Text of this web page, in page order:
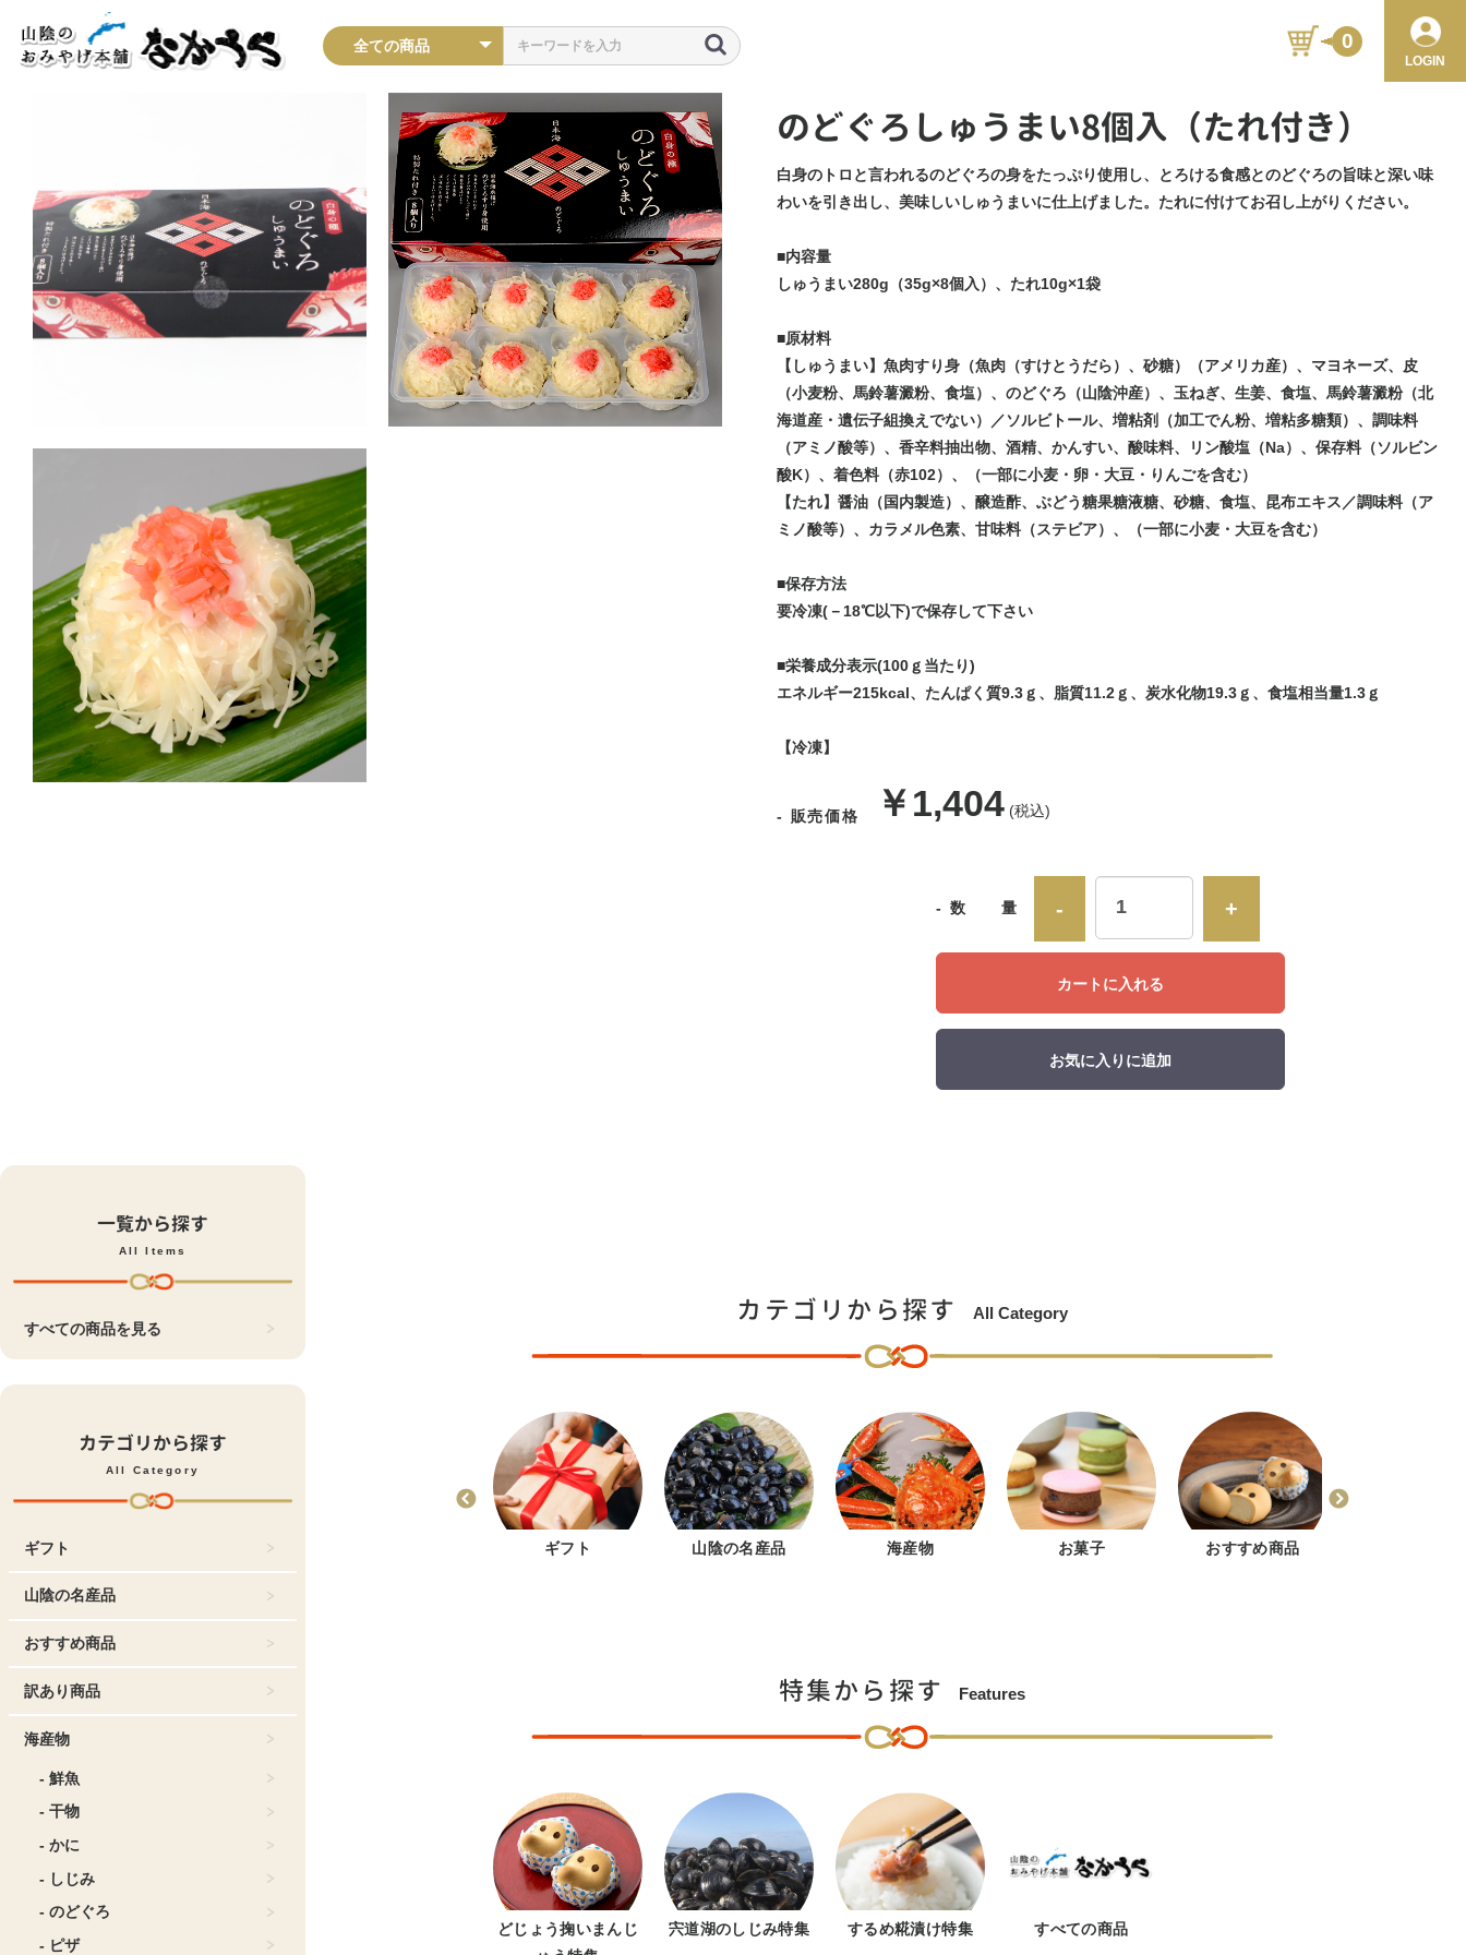
0
LOGIN
のどぐろしゅうまい8個入（たれ付き）
白身のトロと言われるのどぐろの身をたっぷり使用し、とろける食感とのどぐろの旨味と深い味
わいを引き出し、美味しいしゅうまいに仕上げました。たれに付けてお召し上がりください。
■内容量
しゅうまい280g（35g×8個入）、たれ10g×1袋
■原材料
【しゅうまい】魚肉すり身（魚肉（すけとうだら）、砂糖）（アメリカ産）、マヨネーズ、皮
（小麦粉、馬鈴薯澱粉、食塩）、のどぐろ（山陰沖産）、玉ねぎ、生姜、食塩、馬鈴薯澱粉（北
海道産・遺伝子組換えでない）／ソルビトール、増粘剤（加工でん粉、増粘多糖類）、調味料
（アミノ酸等）、香辛料抽出物、酒精、かんすい、酸味料、リン酸塩（Na）、保存料（ソルビン
酸K）、着色料（赤102）、（一部に小麦・卵・大豆・りんごを含む）
【たれ】醤油（国内製造）、醸造酢、ぶどう糖果糖液糖、砂糖、食塩、昆布エキス／調味料（ア
ミノ酸等）、カラメル色素、甘味料（ステビア）、（一部に小麦・大豆を含む）
■保存方法
要冷凍(－18℃以下)で保存して下さい
■栄養成分表示(100ｇ当たり)
エネルギー215kcal、たんぱく質9.3ｇ、脂質11.2ｇ、炭水化物19.3ｇ、食塩相当量1.3ｇ
【冷凍】
- 販売価格
販
￥1,404 (税込)
- 数 量 - +
カートに入れる
お気に入りに追加
一覧から探す
All Items
すべての商品を見る
カテゴリから探す
All Category
ギフト
山陰の名産品
おすすめ商品
訳あり商品
海産物
- 鮮魚
- 干物
- かに
- しじみ
- のどぐろ
- ピザ
カテゴリから探す All Category
お菓子 おすすめ商品 ギフト 山陰の名産品 海産物 お菓子 おすすめ商品
特集から探す Features
どじょう掬いまんじ
宍道湖のしじみ特集 するめ糀漬け特集 すべての商品